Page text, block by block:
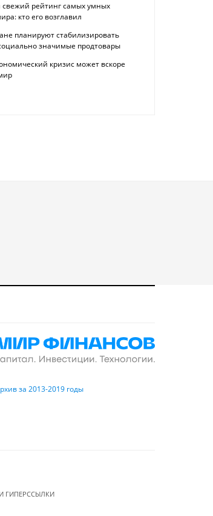
свежий рейтинг самых умных
кто его возглавил
планируют стабилизировать
значимые продтовары
кризис может вскоре
за 2013-2019 годы
ГИПЕРССЫЛКИ